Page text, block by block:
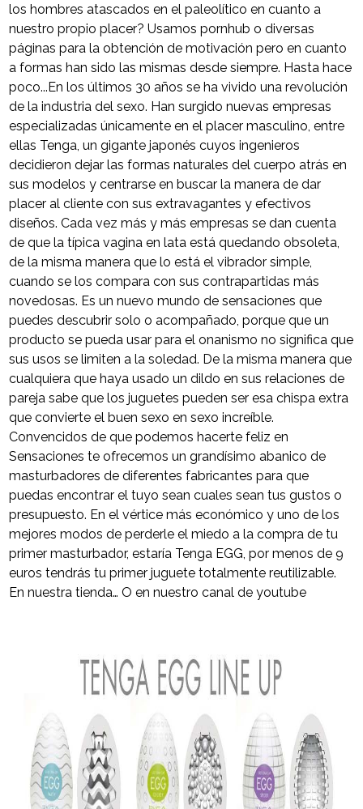
los hombres atascados en el paleolítico en cuanto a
nuestro propio placer? Usamos pornhub o diversas
páginas para la obtención de motivación pero en cuanto
a formas han sido las mismas desde siempre. Hasta hace
poco...En los últimos 30 años se ha vivido una revolución
de la industria del sexo. Han surgido nuevas empresas
especializadas únicamente en el placer masculino, entre
ellas Tenga, un gigante japonés cuyos ingenieros
decidieron dejar las formas naturales del cuerpo atrás en
sus modelos y centrarse en buscar la manera de dar
placer al cliente con sus extravagantes y efectivos
diseños. Cada vez más y más empresas se dan cuenta
de que la típica vagina en lata está quedando obsoleta,
de la misma manera que lo está el vibrador simple,
cuando se los compara con sus contrapartidas más
novedosas. Es un nuevo mundo de sensaciones que
puedes descubrir solo o acompañado, porque que un
producto se pueda usar para el onanismo no significa que
sus usos se limiten a la soledad. De la misma manera que
cualquiera que haya usado un dildo en sus relaciones de
pareja sabe que los juguetes pueden ser esa chispa extra
que convierte el buen sexo en sexo increíble.
Convencidos de que podemos hacerte feliz en
Sensaciones te ofrecemos un grandísimo abanico de
masturbadores de diferentes fabricantes para que
puedas encontrar el tuyo sean cuales sean tus gustos o
presupuesto. En el vértice más económico y uno de los
mejores modos de perderle el miedo a la compra de tu
primer masturbador, estaría Tenga EGG, por menos de 9
euros tendrás tu primer juguete totalmente reutilizable.
En nuestra tienda… O en nuestro canal de youtube